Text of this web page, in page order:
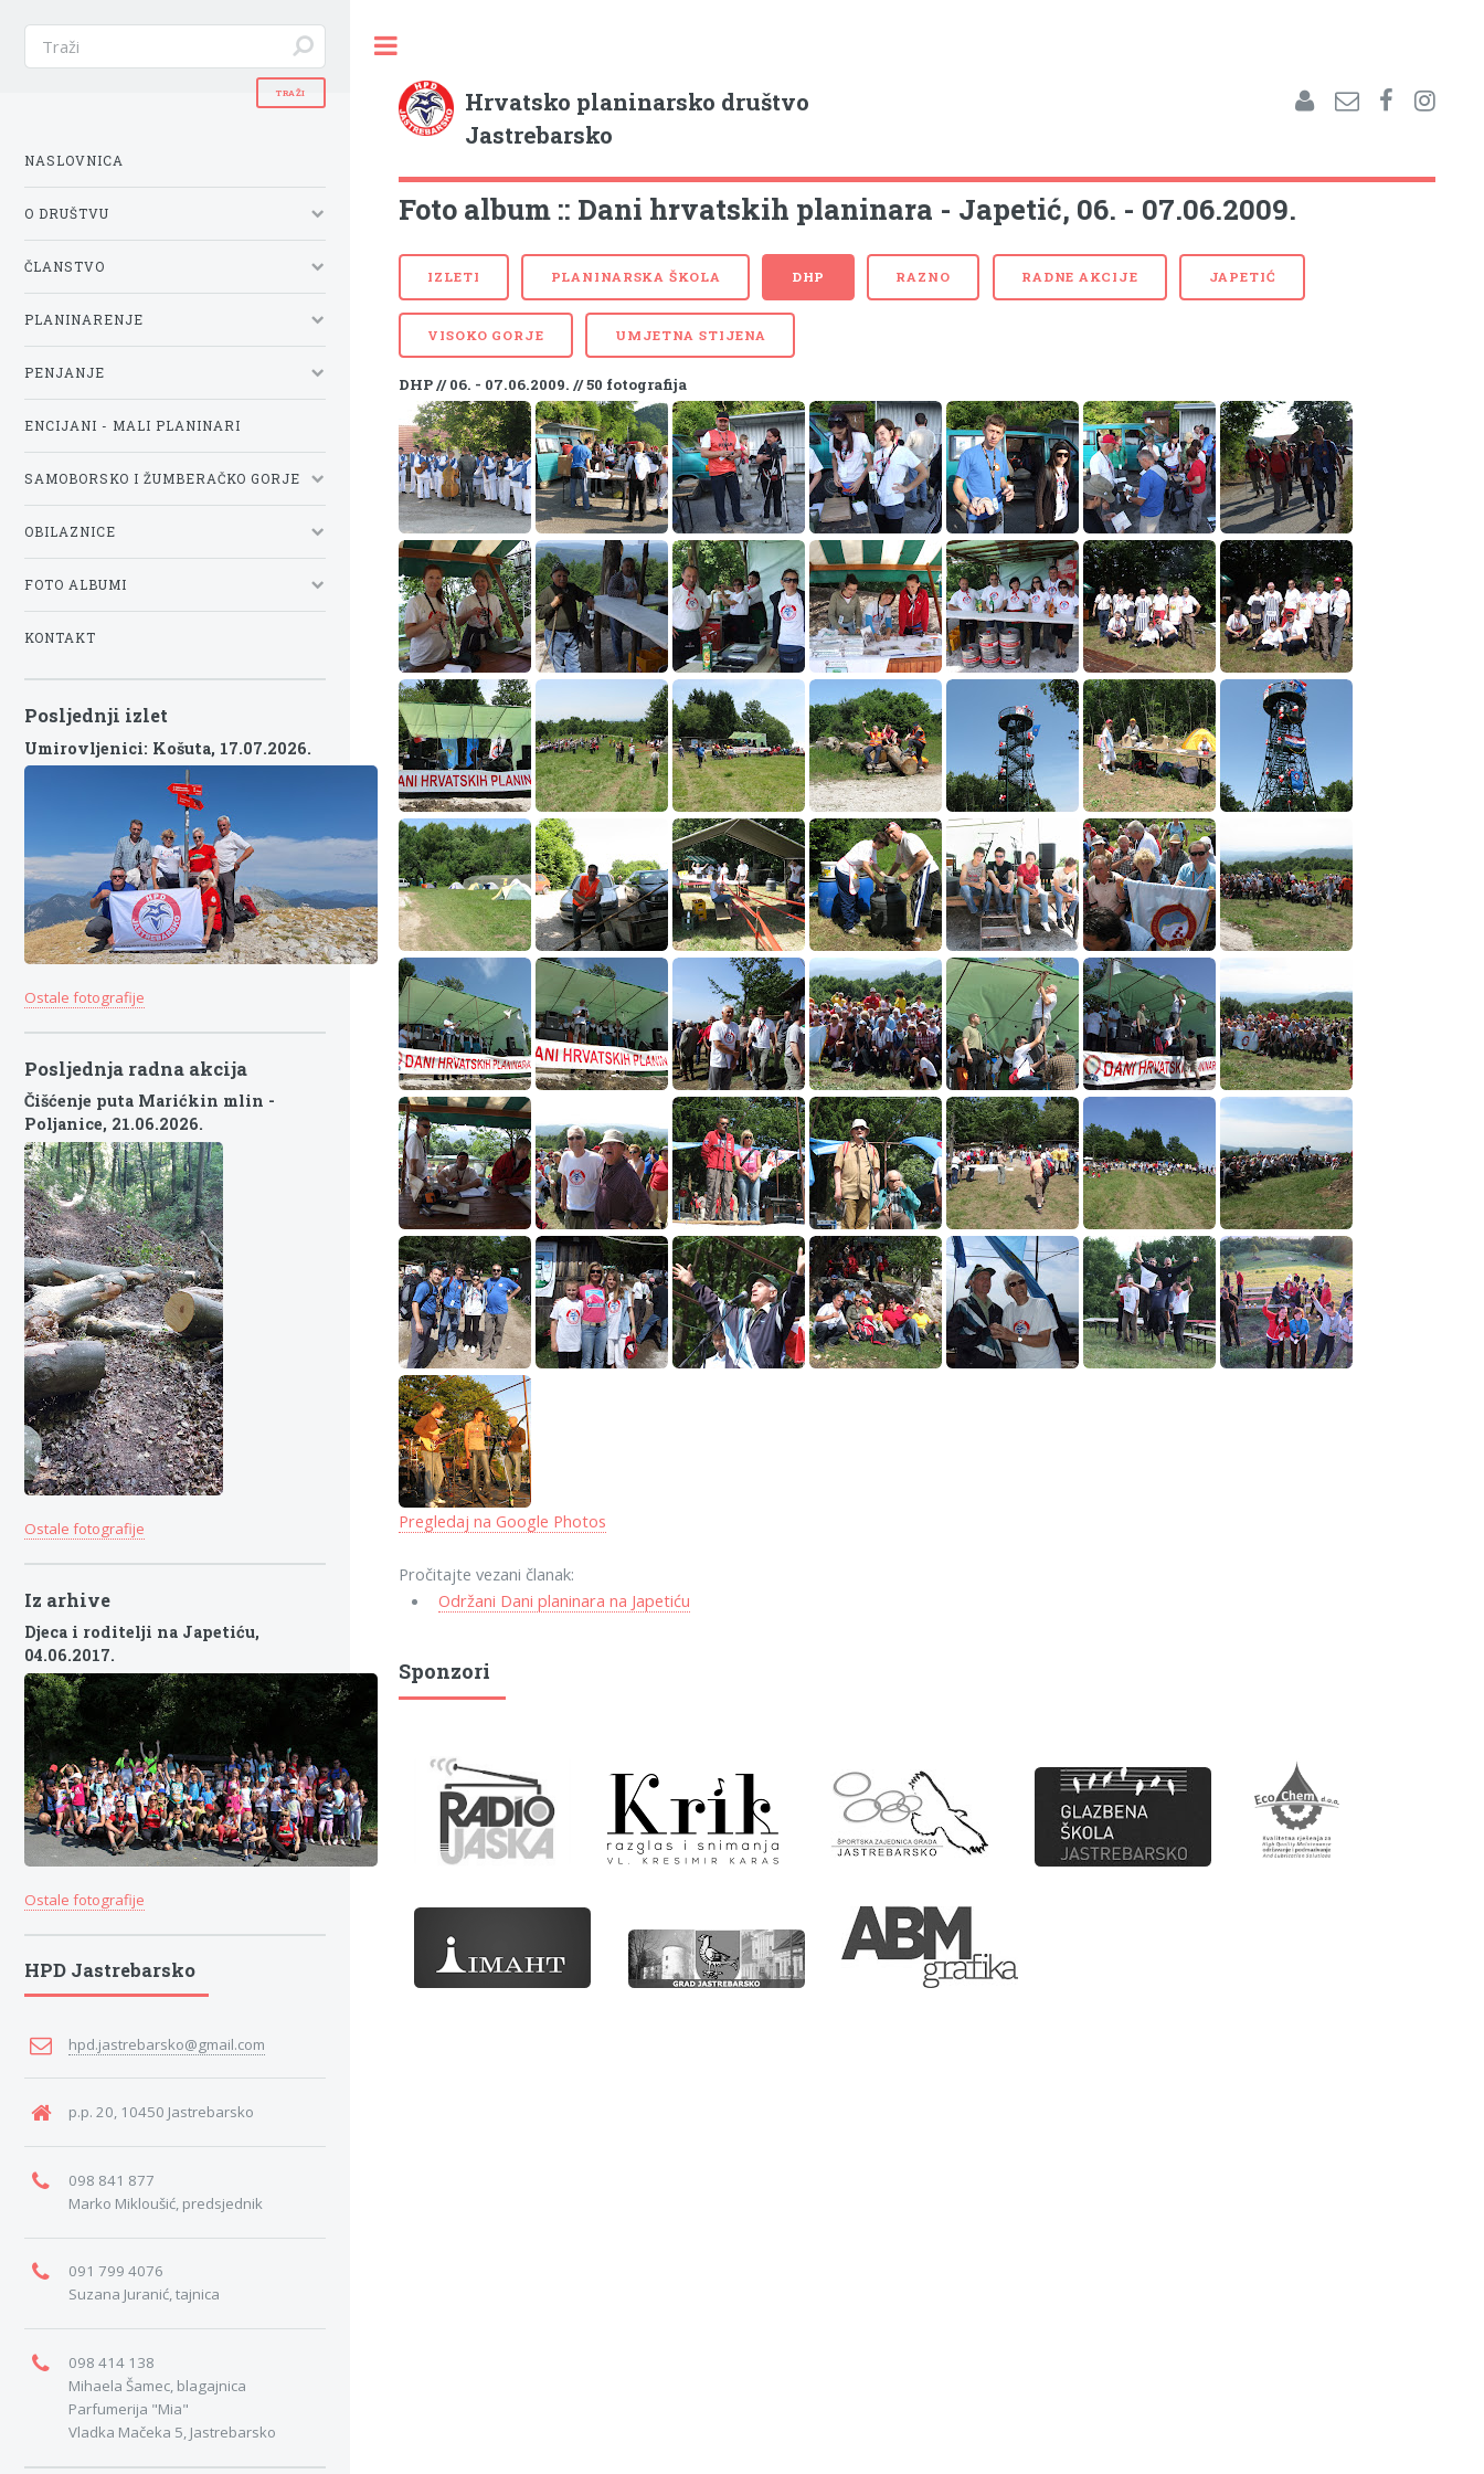
Hrvatsko planinarsko društvo
Jastrebarsko
Foto album :: Dani hrvatskih planinara - Japetić, 06. - 07.06.2009.
IZLETI PLANINARSKA ŠKOLA DHP RAZNO RADNE AKCIJE JAPETIĆ
VISOKO GORJE UMJETNA STIJENA
DHP // 06. - 07.06.2009. // 50 fotografija
Pregledaj na Google Photos
Pročitajte vezani članak:
Održani Dani planinara na Japetiću
Sponzori
NASLOVNICA
O DRUŠTVU
ČLANSTVO
PLANINARENJE
PENJANJE
ENCIJANI - MALI PLANINARI
SAMOBORSKO I ŽUMBERAČKO GORJE
OBILAZNICE
FOTO ALBUMI
KONTAKT
Posljednji izlet
Umirovljenici: Košuta, 17.07.2026.
Ostale fotografije
Posljednja radna akcija
Čišćenje puta Marićkin mlin -
Poljanice, 21.06.2026.
Ostale fotografije
Iz arhive
Djeca i roditelji na Japetiću,
04.06.2017.
Ostale fotografije
HPD Jastrebarsko
hpd.jastrebarsko@gmail.com
p.p. 20, 10450 Jastrebarsko
098 841 877
Marko Mikloušić, predsjednik
091 799 4076
Suzana Juranić, tajnica
098 414 138
Mihaela Šamec, blagajnica
Parfumerija "Mia"
Vladka Mačeka 5, Jastrebarsko